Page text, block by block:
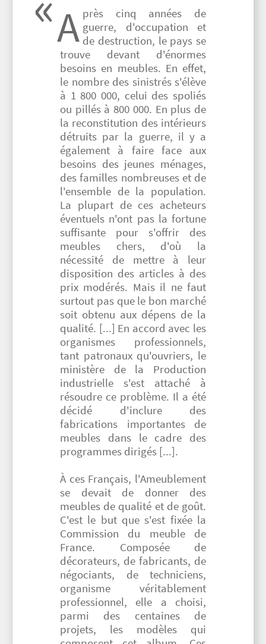
A près cinq années de
guerre, d'occupation et
de destruction, le pays se
trouve devant d'énormes
besoins en meubles. En effet,
le nombre des sinistrés s'élève
à 1 800 000, celui des spoliés
ou pillés à 800 000. En plus de
la reconstitution des intérieurs
détruits par la guerre, il y a
également à faire face aux
besoins des jeunes ménages,
des familles nombreuses et de
l'ensemble de la population.
La plupart de ces acheteurs
éventuels n'ont pas la fortune
suffisante pour s'offrir des
meubles chers, d'où la
nécessité de mettre à leur
disposition des articles à des
prix modérés. Mais il ne faut
surtout pas que le bon marché
soit obtenu aux dépens de la
qualité. [...] En accord avec les
organismes professionnels,
tant patronaux qu'ouvriers, le
ministère de la Production
industrielle s'est attaché à
résoudre ce problème. Il a été
décidé d'inclure des
fabrications importantes de
meubles dans le cadre des
programmes dirigés [...].
À ces Français, l'Ameublement
se devait de donner des
meubles de qualité et de goût.
C'est le but que s'est fixée la
Commission du meuble de
France. Composée de
décorateurs, de fabricants, de
négociants, de techniciens,
organisme véritablement
professionnel, elle a choisi,
parmi des centaines de
projets, les modèles qui